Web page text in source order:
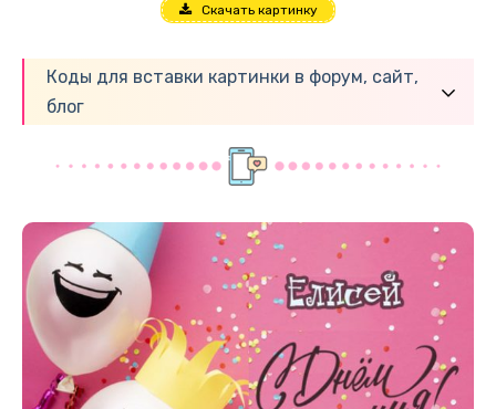
Скачать картинку
Коды для вставки картинки в форум, сайт,
блог